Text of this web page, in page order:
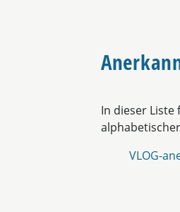
In dieser Liste
VLOG-